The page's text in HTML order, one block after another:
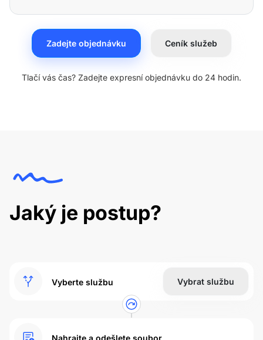
Zadejte objednávku Ceník služeb
Tlačí vás čas? Zadejte expresní objednávku do 24 hodin.
Jaký je postup?
Vyberte službu Vybrat službu
Nahrajte a odešlete soubor